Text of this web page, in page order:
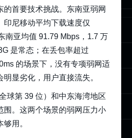
的首要技术挑战。东南亚弱网
印尼移动平均下载速度仅
南亚均值 91.79 Mbps，1.7 万
是常态；在丢包率超过
的场景下，没有专项弱网适
显劣化，用户直接流失。
球第 39 位）和中东海湾地区
围。这两个场景的弱网压力小
用。